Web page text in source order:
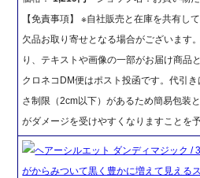
【免責事項】 ※自社販売と在庫を共有し
欠品お取り寄せとなる場合がございます
り、テキストや画像の一部がお届け商品
クロネコDM便はポスト投函です。代引
さ制限（2cm以下）があるため簡易包装
がダメージを受けやすくなりますことを
ヘアーシルエット ダンディマジック /
がからみついて黒く豊かに増えて見える